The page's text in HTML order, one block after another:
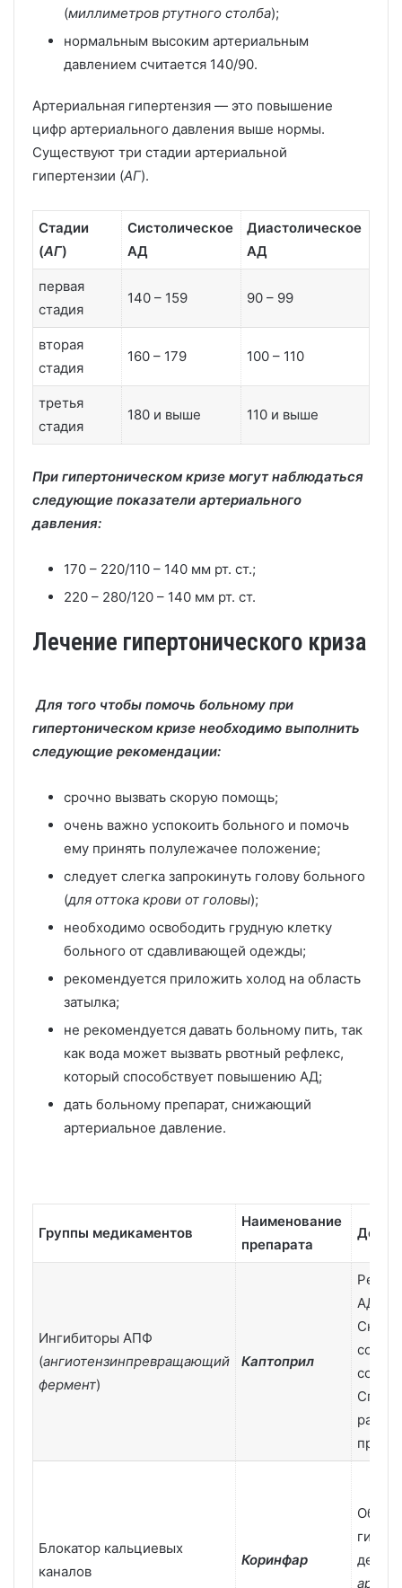
(миллиметров ртутного столба);
нормальным высоким артериальным
давлением считается 140/90.
Артериальная гипертензия — это повышение
цифр артериального давления выше нормы.
Существуют три стадии артериальной
гипертензии (АГ).
Стадии
(АГ)
Систолическое
АД
Диастолическое
АД
первая
стадия
140 – 159 90 – 99
вторая
стадия
160 – 179 100 – 110
третья
стадия
180 и выше 110 и выше
При гипертоническом кризе могут наблюдаться
следующие показатели артериального
давления:
170 – 220/110 – 140 мм рт. ст.;
220 – 280/120 – 140 мм рт. ст.
Лечение гипертонического криза
Для того чтобы помочь больному при
гипертоническом кризе необходимо выполнить
следующие рекомендации:
срочно вызвать скорую помощь;
очень важно успокоить больного и помочь
ему принять полулежачее положение;
следует слегка запрокинуть голову больного
(для оттока крови от головы);
необходимо освободить грудную клетку
больного от сдавливающей одежды;
рекомендуется приложить холод на область
затылка;
не рекомендуется давать больному пить, так
как вода может вызвать рвотный рефлекс,
который способствует повышению АД;
дать больному препарат, снижающий
артериальное давление.
Группы медикаментов
Наименование
препарата
Ингибиторы АПФ
(ангиотензинпревращающий
фермент)
Каптоприл
АД
Блокатор кальциевых
каналов
Коринфар